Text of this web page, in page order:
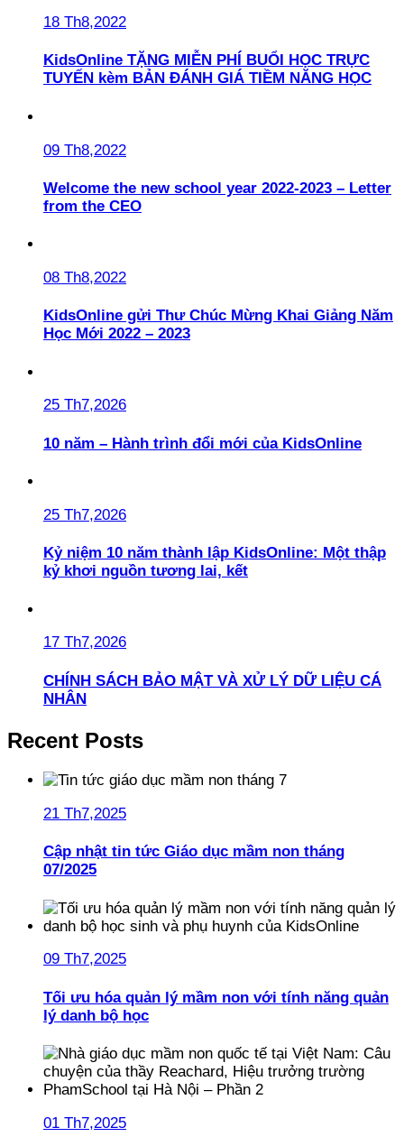
18 Th8,2022
KidsOnline TẶNG MIỄN PHÍ BUỔI HỌC TRỰC
TUYẾN kèm BẢN ĐÁNH GIÁ TIỀM NĂNG HỌC
09 Th8,2022
Welcome the new school year 2022-2023 – Letter
from the CEO
08 Th8,2022
KidsOnline gửi Thư Chúc Mừng Khai Giảng Năm
Học Mới 2022 – 2023
25 Th7,2026
10 năm – Hành trình đổi mới của KidsOnline
25 Th7,2026
Kỷ niệm 10 năm thành lập KidsOnline: Một thập
kỷ khơi nguồn tương lai, kết
17 Th7,2026
CHÍNH SÁCH BẢO MẬT VÀ XỬ LÝ DỮ LIỆU CÁ
NHÂN
Recent Posts
21 Th7,2025
Cập nhật tin tức Giáo dục mầm non tháng
07/2025
09 Th7,2025
Tối ưu hóa quản lý mầm non với tính năng quản
lý danh bộ học
01 Th7,2025